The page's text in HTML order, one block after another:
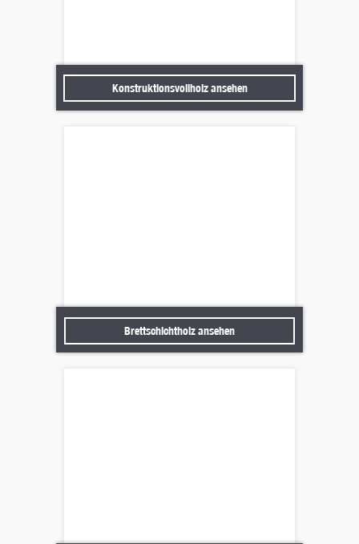
Konstruktionsvollholz ansehen
Konstruktionsvollholz ansehen
Brettschichtholz ansehen
Brettschichtholz ansehen